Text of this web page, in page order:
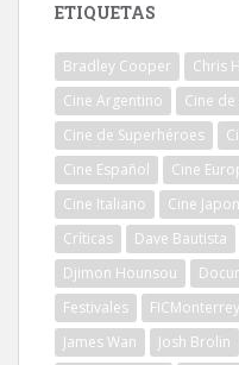
ETIQUETAS
Bradley Cooper Chris
Cine Argentino
Cine
Cine de Superhéroes
Cine Español
Cine
Cine Italiano
Cine
Críticas
Dave Bautista
Djimon Hounsou
Festivales
FICMonterrey
James Wan
Josh Brolin